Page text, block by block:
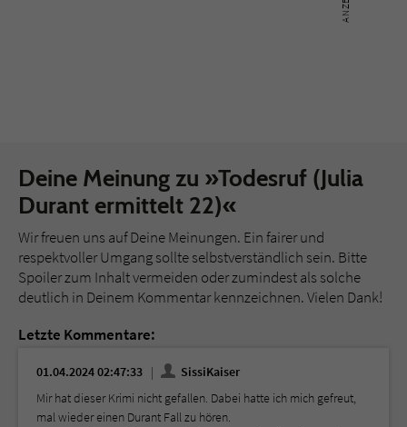
Deine Meinung zu »Todesruf (Julia
Durant ermittelt 22)«
Wir freuen uns auf Deine Meinungen. Ein fairer und
respektvoller Umgang sollte selbstverständlich sein. Bitte
Spoiler zum Inhalt vermeiden oder zumindest als solche
deutlich in Deinem Kommentar kennzeichnen. Vielen Dank!
Letzte Kommentare:
01.04.2024 02:47:33
SissiKaiser
Mir hat dieser Krimi nicht gefallen. Dabei hatte ich mich gefreut,
mal wieder einen Durant Fall zu hören.